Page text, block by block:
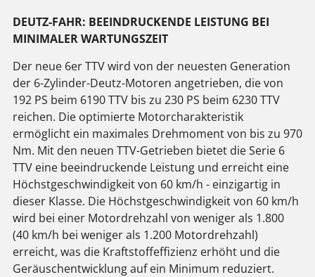
DEUTZ-FAHR: BEEINDRUCKENDE LEISTUNG BEI
MINIMALER WARTUNGSZEIT
Der neue 6er TTV wird von der neuesten Generation
der 6-Zylinder-Deutz-Motoren angetrieben, die von
192 PS beim 6190 TTV bis zu 230 PS beim 6230 TTV
reichen. Die optimierte Motorcharakteristik
ermöglicht ein maximales Drehmoment von bis zu 970
Nm. Mit den neuen TTV-Getrieben bietet die Serie 6
TTV eine beeindruckende Leistung und erreicht eine
Höchstgeschwindigkeit von 60 km/h - einzigartig in
dieser Klasse. Die Höchstgeschwindigkeit von 60 km/h
wird bei einer Motordrehzahl von weniger als 1.800
(40 km/h bei weniger als 1.200 Motordrehzahl)
erreicht, was die Kraftstoffeffizienz erhöht und die
Geräuschentwicklung auf ein Minimum reduziert.